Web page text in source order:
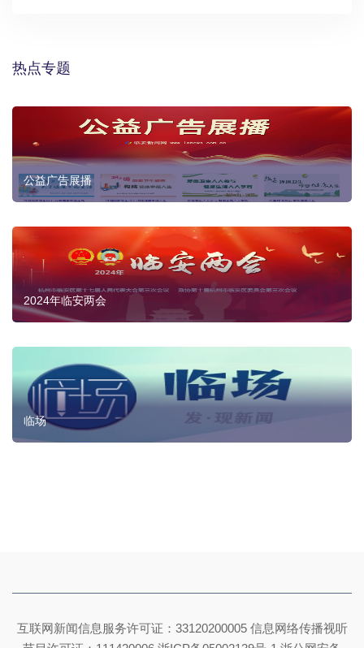
热点专题
公益广告展播
2024年临安两会
临场
互联网新闻信息服务许可证：33120200005 信息网络传播视听